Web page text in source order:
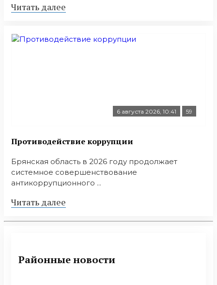
Читать далее
6 августа 2026, 10:41 59
Противодействие коррупции
Брянская область в 2026 году продолжает
системное совершенствование
антикоррупционного ...
Читать далее
Районные новости